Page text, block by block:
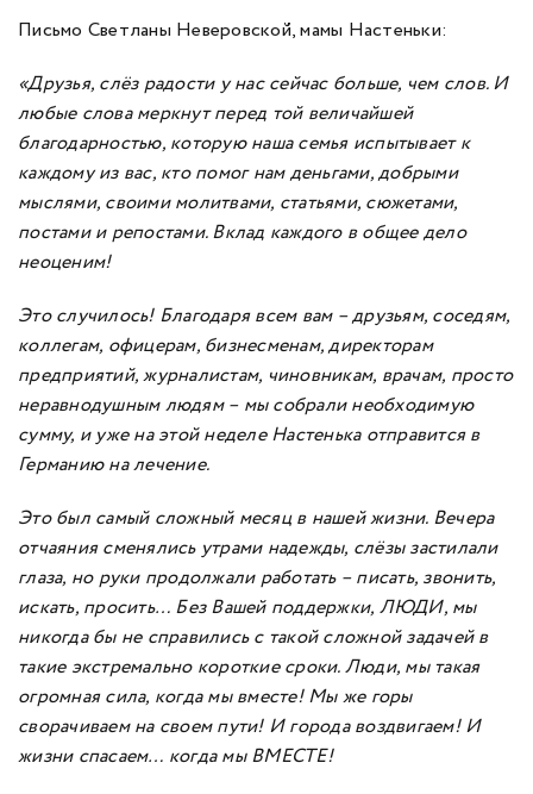
Письмо Светланы Неверовской, мамы Настеньки:
«Друзья, слёз радости у нас сейчас больше, чем слов. И
любые слова меркнут перед той величайшей
благодарностью, которую наша семья испытывает к
каждому из вас, кто помог нам деньгами, добрыми
мыслями, своими молитвами, статьями, сюжетами,
постами и репостами. Вклад каждого в общее дело
неоценим!
Это случилось! Благодаря всем вам – друзьям, соседям,
коллегам, офицерам, бизнесменам, директорам
предприятий, журналистам, чиновникам, врачам, просто
неравнодушным людям – мы собрали необходимую
сумму, и уже на этой неделе Настенька отправится в
Германию на лечение.
Это был самый сложный месяц в нашей жизни. Вечера
отчаяния сменялись утрами надежды, слёзы застилали
глаза, но руки продолжали работать – писать, звонить,
искать, просить… Без Вашей поддержки, ЛЮДИ, мы
никогда бы не справились с такой сложной задачей в
такие экстремально короткие сроки. Люди, мы такая
огромная сила, когда мы вместе! Мы же горы
сворачиваем на своем пути! И города воздвигаем! И
жизни спасаем… когда мы ВМЕСТЕ!